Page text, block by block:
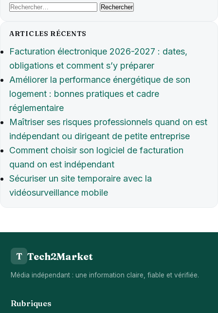
Rechercher :
ARTICLES RÉCENTS
Facturation électronique 2026-2027 : dates,
obligations et comment s’y préparer
Améliorer la performance énergétique de son
logement : bonnes pratiques et cadre
réglementaire
Maîtriser ses risques professionnels quand on est
indépendant ou dirigeant de petite entreprise
Comment choisir son logiciel de facturation
quand on est indépendant
Sécuriser un site temporaire avec la
vidéosurveillance mobile
T Tech2Market
Média indépendant : une information claire, fiable et vérifiée.
Rubriques